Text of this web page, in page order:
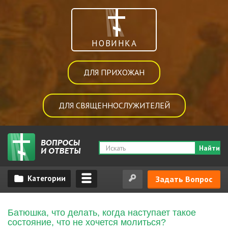
НОВИНКА
ДЛЯ ПРИХОЖАН
ДЛЯ СВЯЩЕННОСЛУЖИТЕЛЕЙ
Найти
Задать Вопрос
Батюшка, что делать, когда наступает такое
состояние, что не хочется молиться?